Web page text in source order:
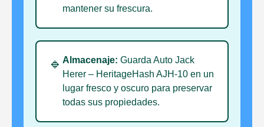
mantener su frescura.
🔹 Almacenaje: Guarda Auto Jack
Herer – HeritageHash AJH-10 en un
lugar fresco y oscuro para preservar
todas sus propiedades.